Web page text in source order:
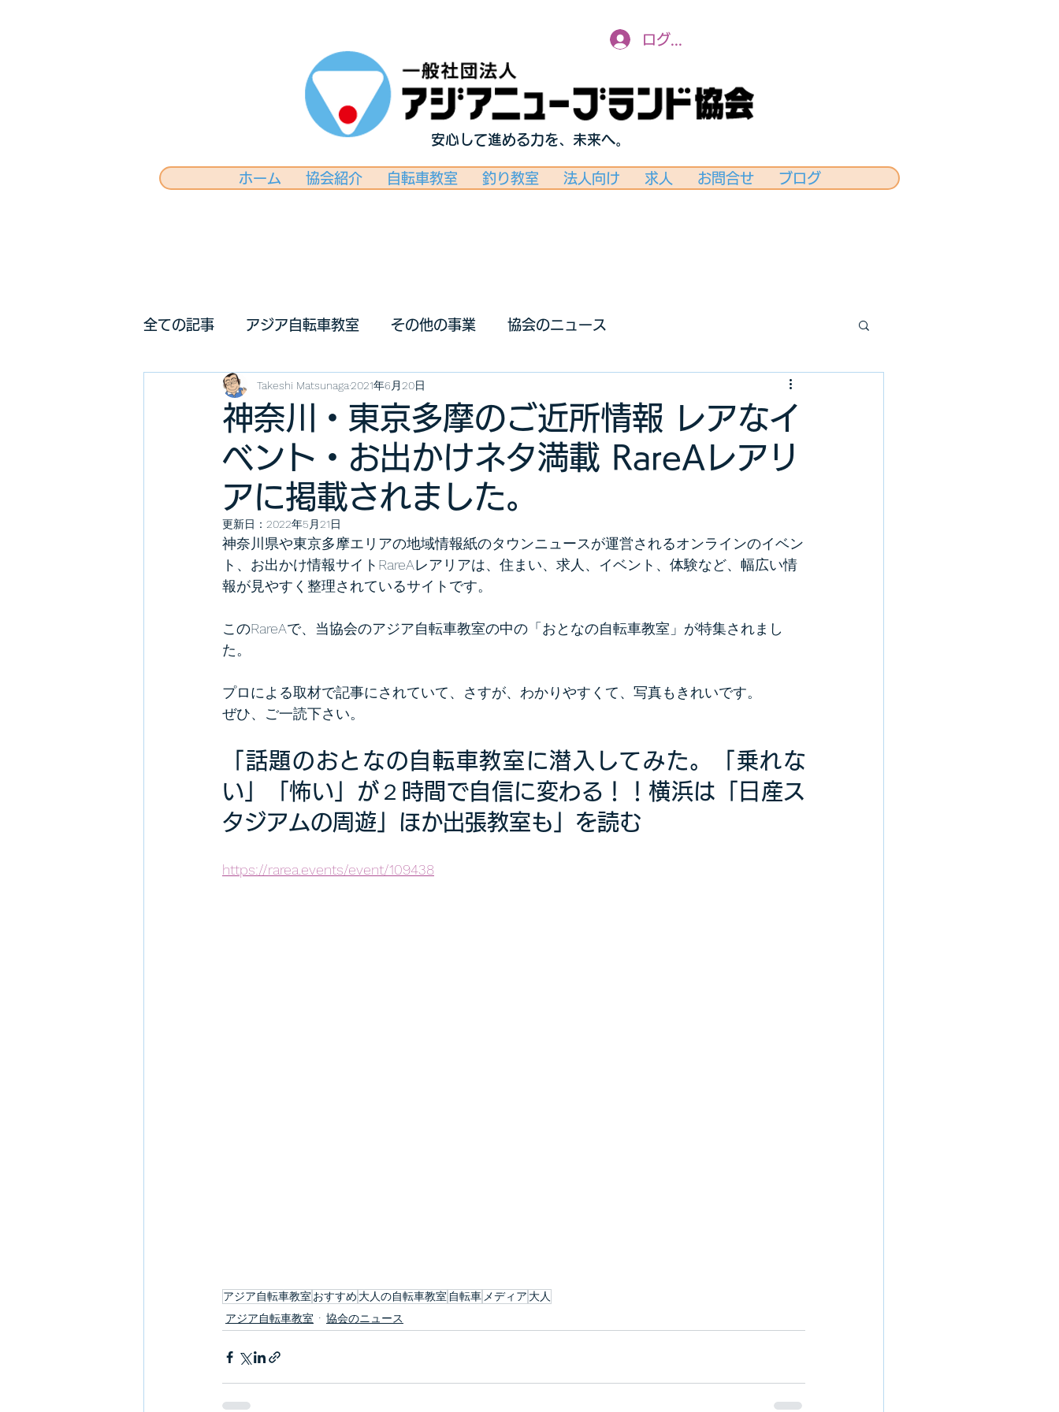
安心して進める力を、未来へ。
ログイン
ホーム 協会紹介 自転車教室 釣り教室 法人向け 求人 お問合せ ブログ
全ての記事 アジア自転車教室 その他の事業 協会のニュース
神奈川・東京多摩のご近所情報 レアなイ
ベント・お出かけネタ満載 RareAレアリ
アに掲載されました。
Takeshi Matsunaga2021年6月20日
更新日： 2022年5月21日
神奈川県や東京多摩エリアの地域情報紙のタウンニュースが運営されるオンラインのイベン
ト、お出かけ情報サイトRareAレアリアは、住まい、求人、イベント、体験など、幅広い情
報が見やすく整理されているサイトです。
このRareAで、当協会のアジア自転車教室の中の「おとなの自転車教室」が特集されまし
た。
プロによる取材で記事にされていて、さすが、わかりやすくて、写真もきれいです。
ぜひ、ご一読下さい。
「話題のおとなの自転車教室に潜入してみた。「乗れな
い」「怖い」が２時間で自信に変わる！！横浜は「日産ス
タジアムの周遊」ほか出張教室も」を読む
https://rarea.events/event/109438
アジア自転車教室 おすすめ 大人の自転車教室 自転車 メディア 大人
アジア自転車教室
協会のニュース